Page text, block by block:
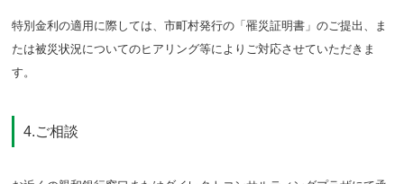
特別金利の適用に際しては、市町村発行の「罹災証明書」のご提出、ま
たは被災状況についてのヒアリング等によりご対応させていただきま
す。
4.ご相談